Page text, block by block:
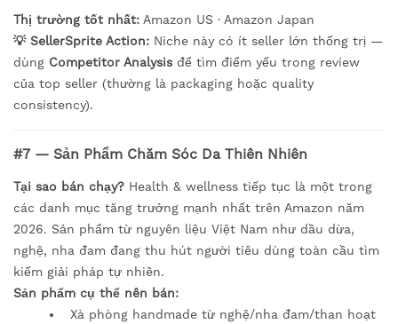
Thị trường tốt nhất: Amazon US · Amazon Japan
💡 SellerSprite Action: Niche này có ít seller lớn thống trị —
dùng Competitor Analysis để tìm điểm yếu trong review
của top seller (thường là packaging hoặc quality
consistency).
#7 — Sản Phẩm Chăm Sóc Da Thiên Nhiên
Tại sao bán chạy? Health & wellness tiếp tục là một trong
các danh mục tăng trưởng mạnh nhất trên Amazon năm
2026. Sản phẩm từ nguyên liệu Việt Nam như dầu dừa,
nghệ, nha đam đang thu hút người tiêu dùng toàn cầu tìm
kiếm giải pháp tự nhiên.
Sản phẩm cụ thể nên bán:
Xà phòng handmade từ nghệ/nha đam/than hoạt